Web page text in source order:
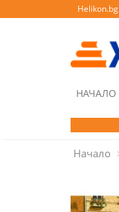
Helikon.bg
НАЧАЛО
Начало